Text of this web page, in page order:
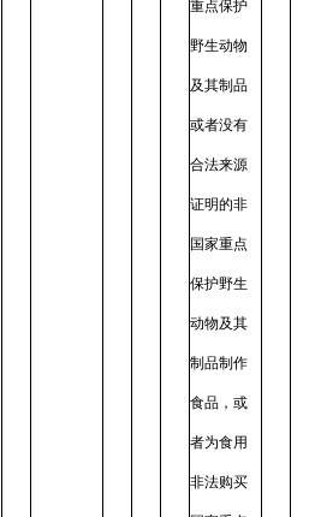
重点保护
野生动物
及其制品
或者没有
合法来源
证明的非
国家重点
保护野生
动物及其
制品制作
食品，或
者为食用
非法购买